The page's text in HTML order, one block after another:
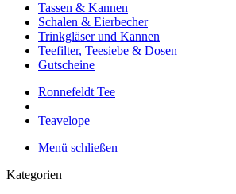
Tassen & Kannen
Schalen & Eierbecher
Trinkgläser und Kannen
Teefilter, Teesiebe & Dosen
Gutscheine
Ronnefeldt Tee
Teavelope
Menü schließen
Kategorien